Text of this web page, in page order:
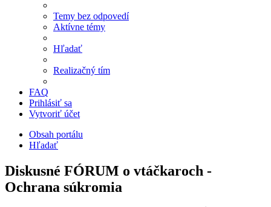
Temy bez odpovedí
Aktívne témy
Hľadať
Realizačný tím
FAQ
Prihlásiť sa
Vytvoriť účet
Obsah portálu
Hľadať
Diskusné FÓRUM o vtáčkaroch -
Ochrana súkromia